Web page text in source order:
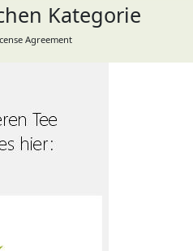
Kategorie
Agreement